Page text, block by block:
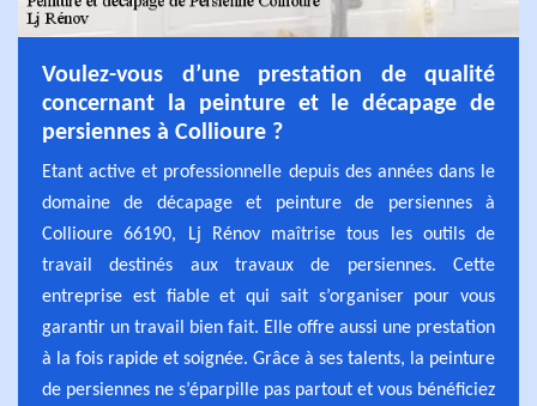
Voulez-vous d’une prestation de qualité
concernant la peinture et le décapage de
persiennes à Collioure ?
Etant active et professionnelle depuis des années dans le
domaine de décapage et peinture de persiennes à
Collioure 66190, Lj Rénov maîtrise tous les outils de
travail destinés aux travaux de persiennes. Cette
entreprise est fiable et qui sait s’organiser pour vous
garantir un travail bien fait. Elle offre aussi une prestation
à la fois rapide et soignée. Grâce à ses talents, la peinture
de persiennes ne s’éparpille pas partout et vous bénéficiez